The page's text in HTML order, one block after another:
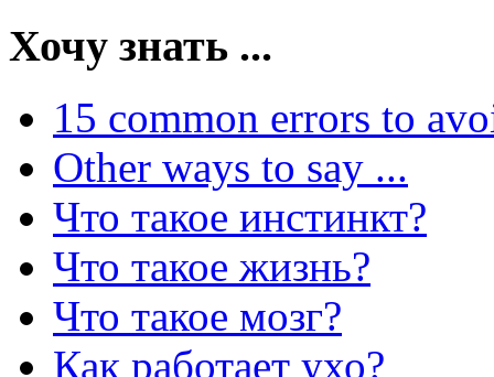
Хочу знать ...
15 common errors to
Other ways to say ...
Что такое инстинкт?
Что такое жизнь?
Что такое мозг?
Как работает ухо?